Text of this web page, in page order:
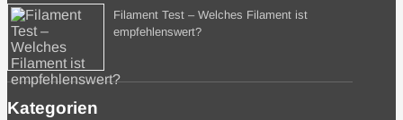
Filament Test – Welches Filament ist
empfehlenswert?
Kategorien